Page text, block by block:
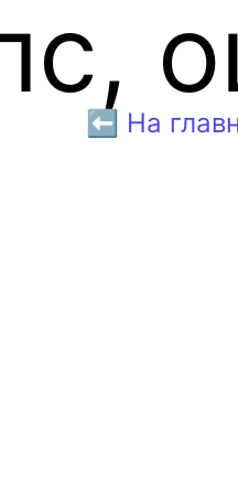
⬅️ На